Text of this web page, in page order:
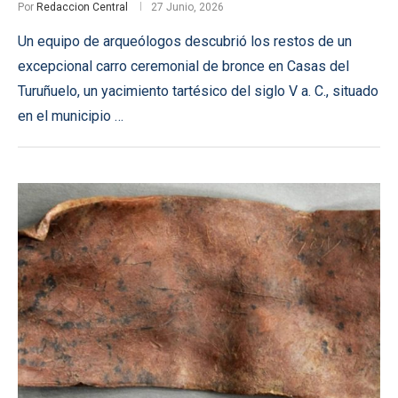
Por Redaccion Central 27 Junio, 2026
Un equipo de arqueólogos descubrió los restos de un
excepcional carro ceremonial de bronce en Casas del
Turuñuelo, un yacimiento tartésico del siglo V a. C., situado
en el municipio …